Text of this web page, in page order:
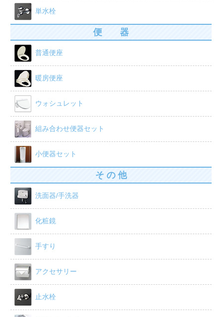
単水栓
便 器
普通便座
暖房便座
ウォシュレット
組み合わせ便器セット
小便器セット
そ の 他
洗面器/手洗器
化粧鏡
手すり
アクセサリー
止水栓